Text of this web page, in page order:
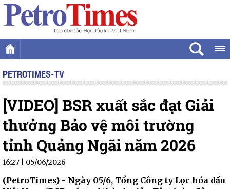
PETROTIMES-TV
[VIDEO] BSR xuất sắc đạt Giải
thưởng Bảo vệ môi trường
tỉnh Quảng Ngãi năm 2026
16:27 | 05/06/2026
(PetroTimes) - Ngày 05/6, Tổng Công ty Lọc hóa dầu